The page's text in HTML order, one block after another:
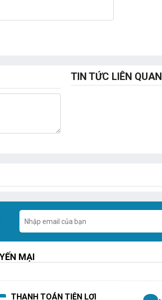
TIN TỨC LIÊN QUAN
MẠI
THANH TOÁN TIỆN LỢI